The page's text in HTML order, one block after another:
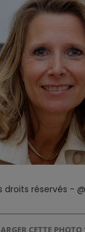
droits réservés -
CETTE PHOTO